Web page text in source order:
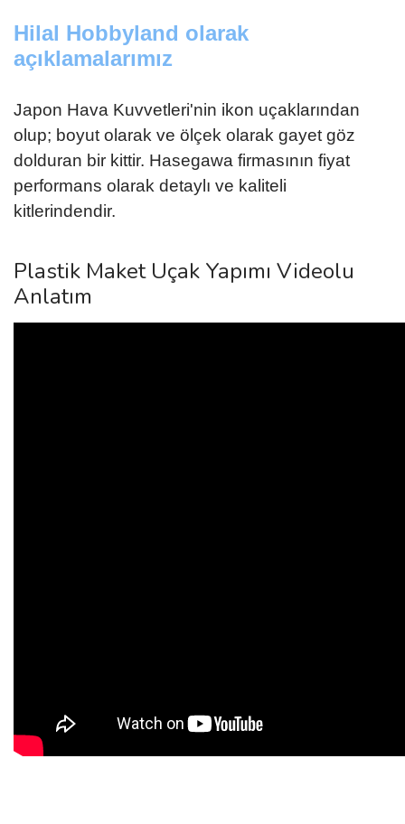
Hilal Hobbyland olarak
açıklamalarımız
Japon Hava Kuvvetleri'nin ikon uçaklarından
olup; boyut olarak ve ölçek olarak gayet göz
dolduran bir kittir. Hasegawa firmasının fiyat
performans olarak detaylı ve kaliteli
kitlerindendir.
Plastik Maket Uçak Yapımı Videolu
Anlatım